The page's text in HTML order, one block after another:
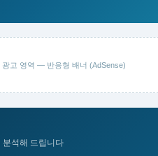
광고 영역 — 반응형 배너 (AdSense)
분석해 드립니다